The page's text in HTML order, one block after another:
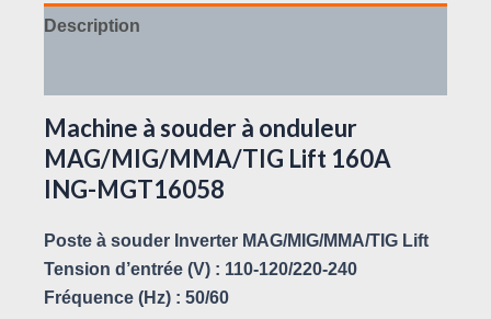
Description
Machine à souder à onduleur
MAG/MIG/MMA/TIG Lift 160A
ING-MGT16058
Poste à souder Inverter MAG/MIG/MMA/TIG Lift
Tension d’entrée (V) : 110-120/220-240
Fréquence (Hz) : 50/60